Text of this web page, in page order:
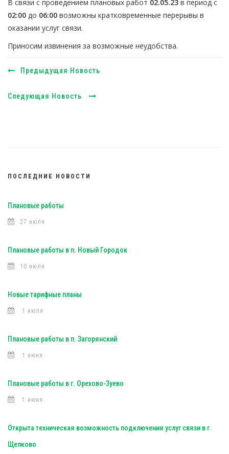
В связи с проведением плановых работ 02.05.23 в период с
02:00 до 06:00 возможны кратковременные перерывы в
оказании услуг связи.
Приносим извинения за возможные неудобства.
Предыдущая Новость
Следующая Новость
ПОСЛЕДНИЕ НОВОСТИ
Плановые работы
27 июля
Плановые работы в п. Новый Городок
10 июля
Новые тарифные планы
1 июля
Плановые работы в п. Загорянский
1 июня
Плановые работы в г. Орехово-Зуево
1 июня
Открыта техническая возможность подключения услуг связи в г.
Щелково